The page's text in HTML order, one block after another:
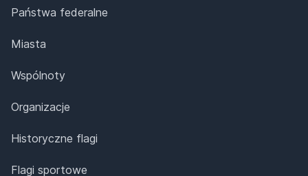
Państwa federalne
Miasta
Wspólnoty
Organizacje
Historyczne flagi
Flagi sportowe